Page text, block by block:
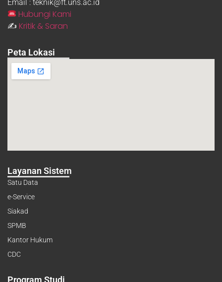
Email : teknik@ft.uns.ac.id
Hubungi Kami
✍️ Kritik & Saran
Peta Lokasi
Layanan Sistem
Satu Data
e-Service
Siakad
SPMB
Kantor Hukum
CDC
Program Studi